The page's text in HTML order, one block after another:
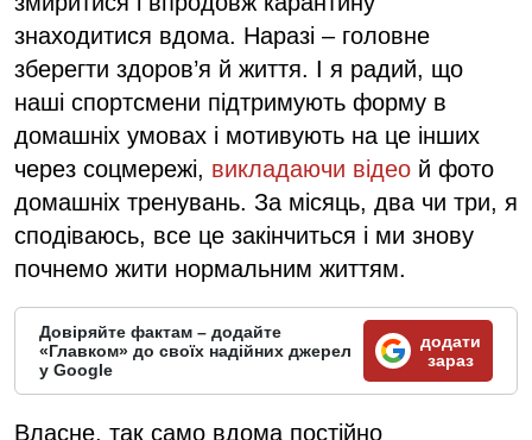
знаходитися вдома. Наразі – головне
зберегти здоров’я й життя. І я радий, що
наші спортсмени підтримують форму в
домашніх умовах і мотивують на це інших
через соцмережі, викладаючи відео й фото
домашніх тренувань. За місяць, два чи три, я
сподіваюсь, все це закінчиться і ми знову
почнемо жити нормальним життям.
Довіряйте фактам – додайте
«Главком» до своїх надійних джерел
у Google
додати
зараз
Власне, так само вдома постійно